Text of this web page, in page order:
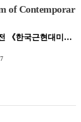
of Contemporar
MMCA 과천 상설전 《한국근현대미술 I, II》